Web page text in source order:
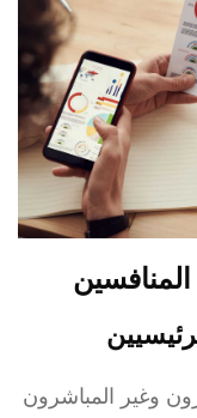
وغير المباشرون